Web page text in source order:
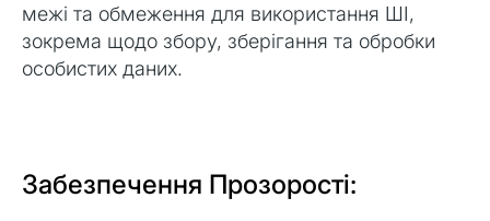
межі та обмеження для використання ШІ,
зокрема щодо збору, зберігання та обробки
особистих даних.
Забезпечення Прозорості: